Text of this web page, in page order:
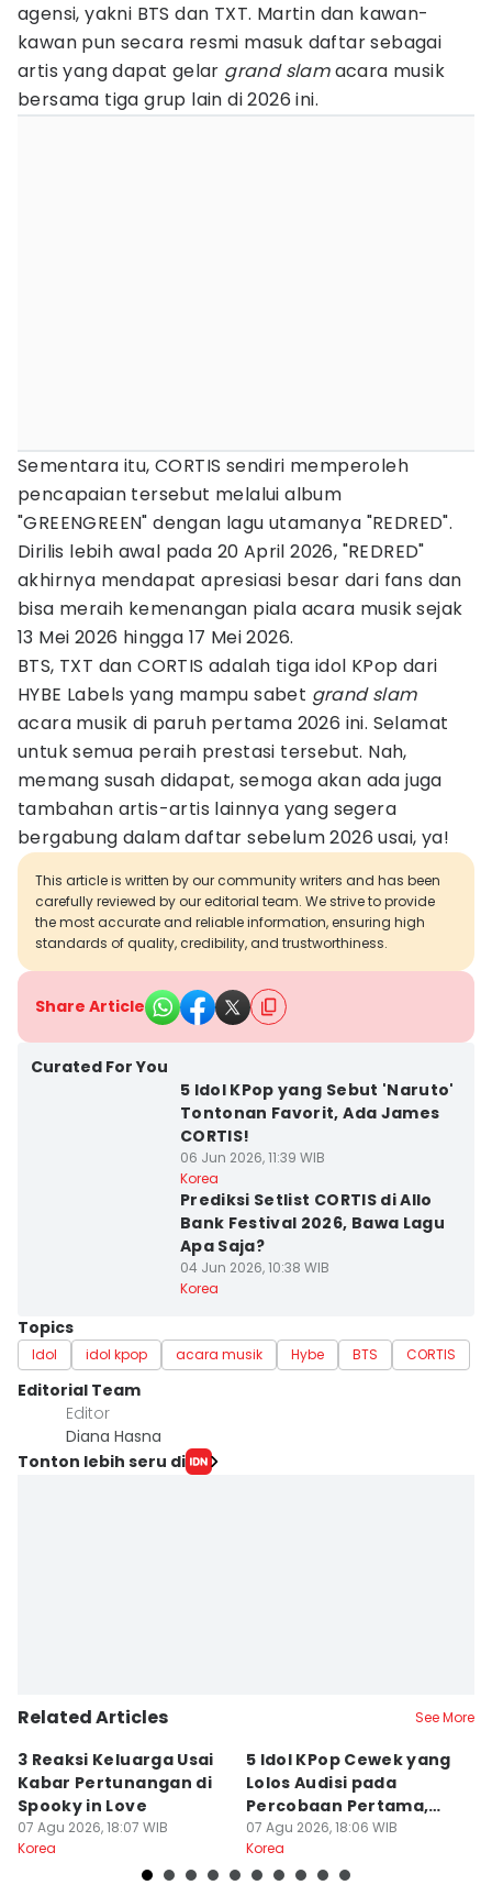
agensi, yakni BTS dan TXT. Martin dan kawan-
kawan pun secara resmi masuk daftar sebagai
artis yang dapat gelar grand slamacara musik
bersama tiga grup lain di 2026 ini.
Sementara itu, CORTIS sendiri memperoleh
pencapaian tersebut melalui album
"GREENGREEN" dengan lagu utamanya "REDRED".
Dirilis lebih awal pada 20 April 2026, "REDRED"
akhirnya mendapat apresiasi besar dari fans dan
bisa meraih kemenangan piala acara musik sejak
13 Mei 2026 hingga 17 Mei 2026.
BTS, TXT dan CORTIS adalah tiga idol KPop dari
HYBE Labels yang mampu sabet grand slam
acara musik di paruh pertama 2026 ini. Selamat
untuk semua peraih prestasi tersebut. Nah,
memang susah didapat, semoga akan ada juga
tambahan artis-artis lainnya yang segera
bergabung dalam daftar sebelum 2026 usai, ya!
This article is written by our community writers and has been
carefully reviewed by our editorial team. We strive to provide
the most accurate and reliable information, ensuring high
standards of quality, credibility, and trustworthiness.
Share Article
Curated For You
5 Idol KPop yang Sebut 'Naruto'
Tontonan Favorit, Ada James
CORTIS!
06 Jun 2026, 11:39 WIB
Korea
Prediksi Setlist CORTIS di Allo
Bank Festival 2026, Bawa Lagu
Apa Saja?
04 Jun 2026, 10:38 WIB
Korea
Topics
Idol idol kpop acara musik Hybe BTS CORTIS
Editorial Team
Editor
Diana Hasna
Tonton lebih seru di
Related Articles See More
3 Reaksi Keluarga Usai
Kabar Pertunangan di
Spooky in Love
07 Agu 2026, 18:07 WIB
Korea
5 Idol KPop Cewek yang
Lolos Audisi pada
Percobaan Pertama,
Ada Yoona!
07 Agu 2026, 18:06 WIB
Korea